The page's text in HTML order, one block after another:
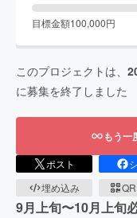
目標金額100,000円
このプロジェクトは、
に募集を終了しました
もう一
ポスト
埋め込み
9月上旬〜10月上旬